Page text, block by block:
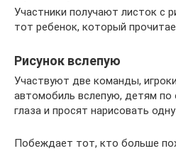
Участники получают листок с
тот ребенок, который
Рисунок вслепую
Участвуют две команды,
автомобиль вслепую, детям
глаза и просят нарисовать
Побеждает тот, кто больше